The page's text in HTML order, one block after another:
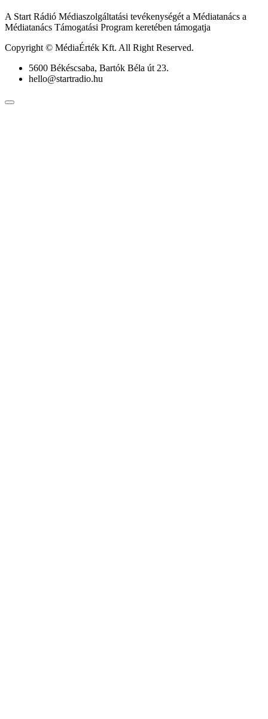
A Start Rádió Médiaszolgáltatási tevékenységét a Médiatanács a
Médiatanács Támogatási Program keretében támogatja
Copyright © MédiaÉrték Kft. All Right Reserved.
5600 Békéscsaba, Bartók Béla út 23.
hello@startradio.hu